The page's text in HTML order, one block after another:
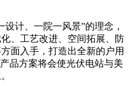
计、一院一风景”的理念，
、工艺改进、空间拓展、防
面入手，打造出全新的户用
品方案将会使光伏电站与美